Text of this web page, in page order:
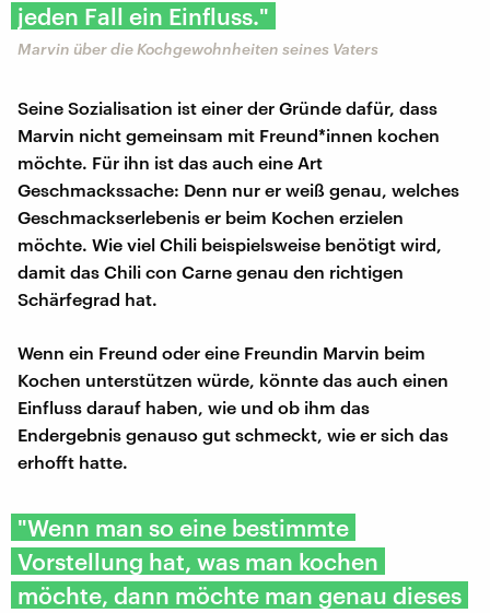
jeden Fall ein Einfluss."
Marvin über die Kochgewohnheiten seines Vaters
Seine Sozialisation ist einer der Gründe dafür, dass
Marvin nicht gemeinsam mit Freund*innen kochen
möchte. Für ihn ist das auch eine Art
Geschmackssache: Denn nur er weiß genau, welches
Geschmackserlebenis er beim Kochen erzielen
möchte. Wie viel Chili beispielsweise benötigt wird,
damit das Chili con Carne genau den richtigen
Schärfegrad hat.
Wenn ein Freund oder eine Freundin Marvin beim
Kochen unterstützen würde, könnte das auch einen
Einfluss darauf haben, wie und ob ihm das
Endergebnis genauso gut schmeckt, wie er sich das
erhofft hatte.
"Wenn man so eine bestimmte
Vorstellung hat, was man kochen
möchte, dann möchte man genau dieses